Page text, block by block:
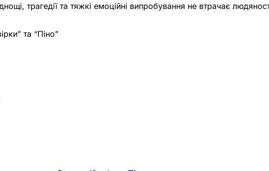
трагедії та тяжкі емоційні випробування не втрачає
та “Піно”